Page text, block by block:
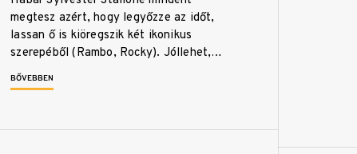
megtesz azért, hogy legyőzze az időt,
lassan ő is kiöregszik két ikonikus
szerepéből (Rambo, Rocky). Jóllehet,…
BŐVEBBEN